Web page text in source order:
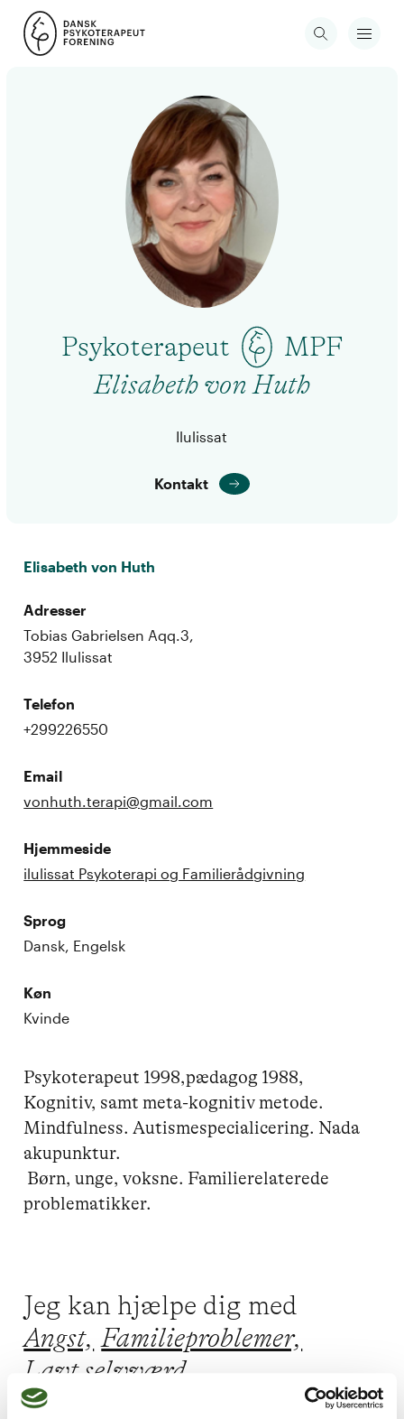
Psykoterapeut
MPF
Elisabeth von Huth
Ilulissat
Kontakt
Elisabeth von Huth
Adresser
Tobias Gabrielsen Aqq.3,
3952 Ilulissat
Telefon
+299226550
Email
vonhuth.terapi@gmail.com
Hjemmeside
ilulissat Psykoterapi og Familierådgivning
Sprog
Dansk, Engelsk
Køn
Kvinde
Psykoterapeut 1998,pædagog 1988,
Kognitiv, samt meta-kognitiv metode.
Mindfulness. Autismespecialicering. Nada
akupunktur.
problematikker.
Jeg kan hjælpe dig med
Angst, Familieproblemer,
Lavt selvværd,
Mistrivsel hos børn og unge,